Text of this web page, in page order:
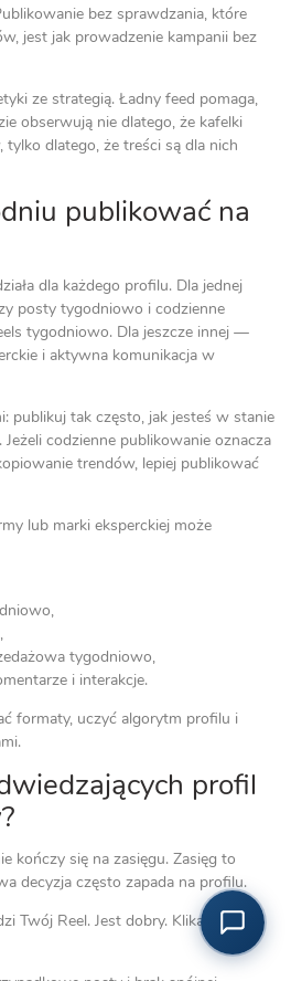
bez sprawdzania, które
jest jak prowadzenie kampanii bez
ze strategią. Ładny feed pomaga,
obserwują nie dlatego, że kafelki
tylko dlatego, że treści są dla nich
publikować na
dla każdego profilu. Dla jednej
posty tygodniowo i codzienne
tygodniowo. Dla jeszcze innej —
i aktywna komunikacja w
publikuj tak często, jak jesteś w stanie
codzienne publikowanie oznacza
trendów, lepiej publikować
lub marki eksperckiej może
tygodniowo,
i interakcje.
formaty, uczyć algorytm profilu i
profil
kończy się na zasięgu. Zasięg to
decyzja często zapada na profilu.
Twój Reel. Jest dobry. Klikają w